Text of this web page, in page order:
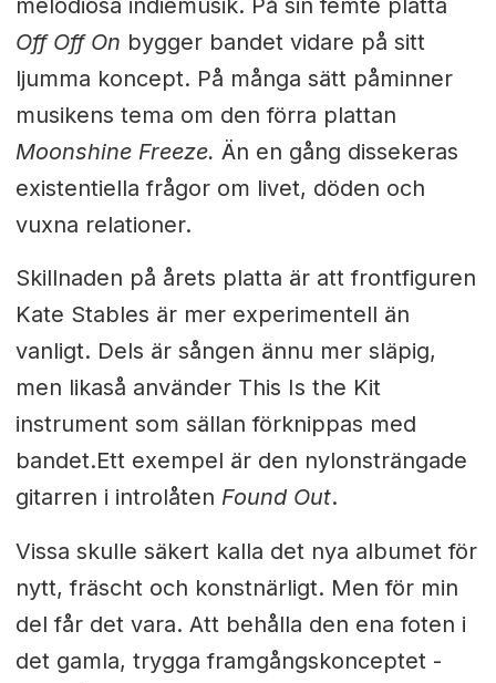
Off Off On bygger bandet vidare på sitt
ljumma koncept. På många sätt påminner
musikens tema om den förra plattan
Moonshine Freeze. Än en gång dissekeras
existentiella frågor om livet, döden och
vuxna relationer.
Skillnaden på årets platta är att frontfiguren
Kate Stables är mer experimentell än
vanligt. Dels är sången ännu mer släpig,
men likaså använder This Is the Kit
instrument som sällan förknippas med
bandet.Ett exempel är den nylonsträngade
gitarren i introlåten Found Out.
Vissa skulle säkert kalla det nya albumet för
nytt, fräscht och konstnärligt. Men för min
del får det vara. Att behålla den ena foten i
det gamla, trygga framgångskonceptet -